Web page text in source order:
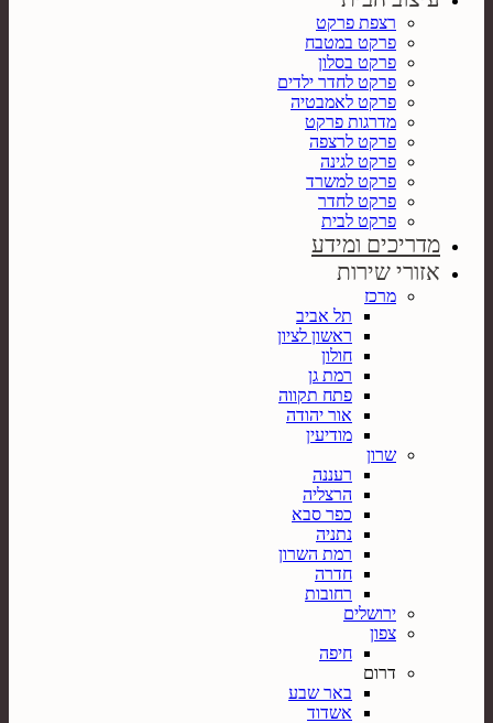
רצפת פרקט
פרקט במטבח
פרקט בסלון
פרקט לחדר ילדים
פרקט לאמבטיה
מדרגות פרקט
פרקט לרצפה
פרקט לגינה
פרקט למשרד
פרקט לחדר
פרקט לבית
מדריכים ומידע
אזורי שירות
מרכז
תל אביב
ראשון לציון
חולון
רמת גן
פתח תקווה
אור יהודה
מודיעין
שרון
רעננה
הרצליה
כפר סבא
נתניה
רמת השרון
חדרה
רחובות
ירושלים
צפון
חיפה
דרום
באר שבע
אשדוד